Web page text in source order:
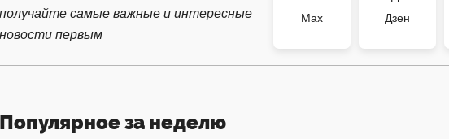
получайте самые важные и интересные
новости первым
Max
Дзен
Популярное за неделю